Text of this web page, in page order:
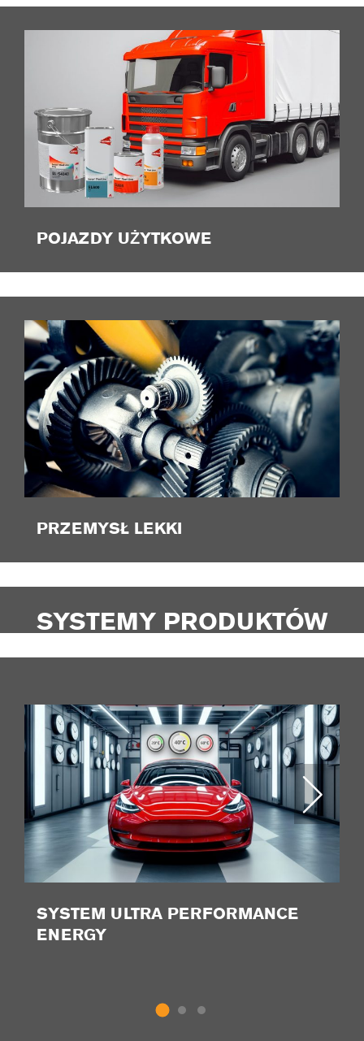
POJAZDY UŻYTKOWE
PRZEMYSŁ LEKKI
SYSTEMY PRODUKTÓW
SYSTEM ULTRA PERFORMANCE
ENERGY